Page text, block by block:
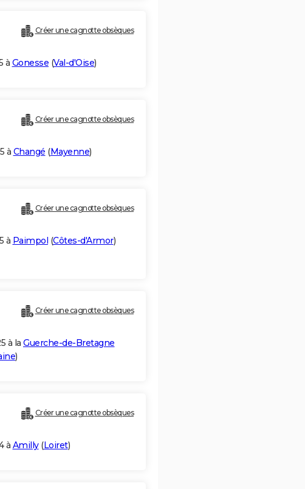
Créer une cagnotte obsèques
à Gonesse (Val-d'Oise)
Créer une cagnotte obsèques
à Changé (Mayenne)
Créer une cagnotte obsèques
à Paimpol (Côtes-d'Armor)
Créer une cagnotte obsèques
à la Guerche-de-Bretagne
)
Créer une cagnotte obsèques
à Amilly(Loiret)